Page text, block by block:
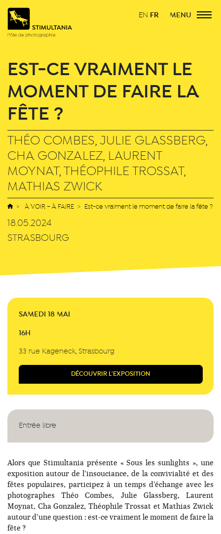
EN FR MENU
EST-CE VRAIMENT LE
MOMENT DE FAIRE LA
FÊTE ?
THÉO COMBES, JULIE GLASSBERG,
CHA GONZALEZ, LAURENT
MOYNAT, THÉOPHILE TROSSAT,
MATHIAS ZWICK
À VOIR – À FAIRE Est-ce vraiment le moment de faire la fête ?
18.05.2024
STRASBOURG
SAMEDI 18 MAI
16H
33 rue Kageneck, Strasbourg
DÉCOUVRIR L'EXPOSITION
Entrée libre
Alors que Stimultania présente « Sous les sunlights », une
exposition autour de l’insouciance, de la convivialité et des
fêtes populaires, participez à un temps d’échange avec les
photographes Théo Combes, Julie Glassberg, Laurent
Moynat, Cha Gonzalez, Théophile Trossat et Mathias Zwick
autour d’une question : est-ce vraiment le moment de faire la
fête ?